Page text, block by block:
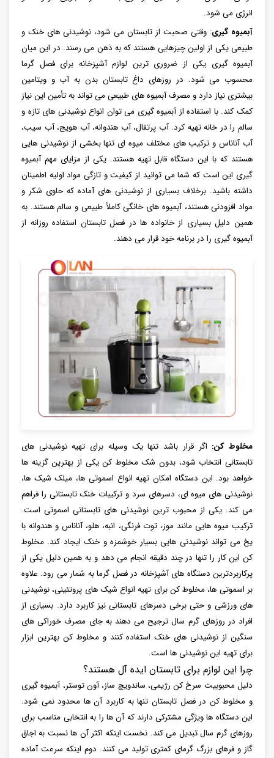
انرژی می شود.
آبمیوه گیری: وقتی صحبت از تابستان می شود، نوشیدنی های خنک و
طبیعی یکی از اولین چیزهایی هستند که به ذهن می رسند. در این میان
آبمیوه گیری یکی از ضروری ترین لوازم آشپزخانه برای فصل گرما
محسوب می شود. در روزهای داغ تابستان بدن به آب و ویتامین
بیشتری نیاز دارد و مصرف آبمیوه های طبیعی می تواند به تأمین این نیاز
کمک کند. با استفاده از آبمیوه گیری می توان انواع نوشیدنی های تازه و
سالم را در خانه تهیه کرد. آب پرتقال، آب هندوانه، آب هویج، آب سیب،
آب آناناس و ترکیب های مختلف میوه ای تنها بخشی از نوشیدنی هایی
هستند که با این دستگاه قابل تهیه هستند. یکی از مزایای مهم آبمیوه
گیری این است که شما می توانید از کیفیت و تازگی مواد اولیه اطمینان
داشته باشید. برخلاف بسیاری از نوشیدنی های آماده که حاوی شکر و
مواد افزودنی هستند، آبمیوه های خانگی کاملاً طبیعی و سالم هستند. به
همین دلیل بسیاری از خانواده ها در فصل تابستان استفاده روزانه از
آبمیوه گیری را در برنامه خود قرار می دهند.
مخلوط کن: اگر قرار باشد تنها یک وسیله برای تهیه نوشیدنی های
تابستانی انتخاب شود، بدون شک مخلوط کن یکی از بهترین گزینه ها
خواهد بود. این دستگاه امکان تهیه انواع اسموتی ها، میلک شیک ها،
نوشیدنی های میوه ای، دسرهای سرد و ترکیبات خنک تابستانی را فراهم
می کند. یکی از محبوب ترین نوشیدنی های تابستانی اسموتی است.
ترکیب میوه هایی مانند موز، توت فرنگی، انبه، هلو، آناناس و هندوانه با
یخ می تواند نوشیدنی هایی بسیار خوشمزه و خنک ایجاد کند. مخلوط
کن این کار را تنها در چند دقیقه انجام می دهد و به همین دلیل یکی از
پرکاربردترین دستگاه های آشپزخانه در فصل گرما به شمار می رود. علاوه
بر اسموتی ها، مخلوط کن برای تهیه انواع شیک های پروتئینی، نوشیدنی
های ورزشی و حتی برخی دسرهای تابستانی نیز کاربرد دارد. بسیاری از
افراد در روزهای گرم سال ترجیح می دهند به جای مصرف خوراکی های
سنگین از نوشیدنی های خنک استفاده کنند و مخلوط کن بهترین ابزار
برای تهیه این نوشیدنی ها است.
چرا این لوازم برای تابستان ایده آل هستند؟
دلیل محبوبیت سرخ کن رژیمی، ساندویچ ساز، آون توستر، آبمیوه گیری
و مخلوط کن در فصل تابستان تنها به کاربرد آن ها محدود نمی شود.
این دستگاه ها ویژگی مشترکی دارند که آن ها را به انتخابی مناسب برای
روزهای گرم سال تبدیل می کند. نخست اینکه اکثر آن ها نسبت به اجاق
گاز و فرهای بزرگ گرمای کمتری تولید می کنند. دوم اینکه سرعت آماده